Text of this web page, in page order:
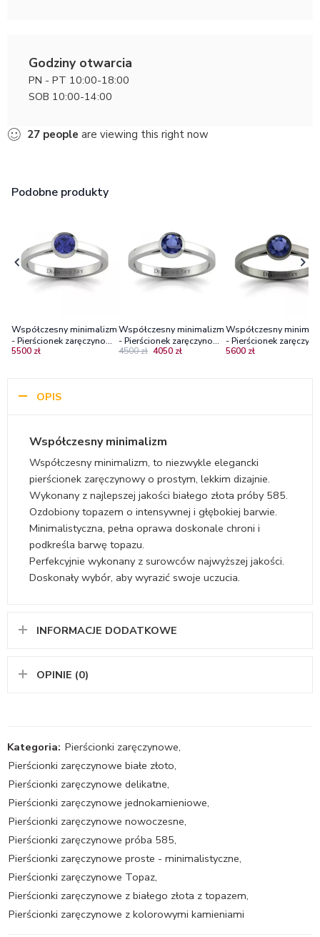
Godziny otwarcia
PN - PT 10:00-18:00
SOB 10:00-14:00
30 people are viewing this right now
Podobne produkty
Współczesny minimalizm
- Pierścionek zaręczynowy
z białego złota z
5500 zł
Współczesny minimalizm
- Pierścionek zaręczynowy
z białego złota z szafirem
4500 zł 4050 zł
Współczesny
- Pierścionek
z czarnego złota z
5600 zł
OPIS
Współczesny minimalizm
Współczesny minimalizm, to niezwykle elegancki
pierścionek zaręczynowy o prostym, lekkim dizajnie.
Wykonany z najlepszej jakości białego złota próby 585.
Ozdobiony topazem o intensywnej i głębokiej barwie.
Minimalistyczna, pełna oprawa doskonale chroni i
podkreśla barwę topazu.
Perfekcyjnie wykonany z surowców najwyższej jakości.
Doskonały wybór, aby wyrazić swoje uczucia.
INFORMACJE DODATKOWE
OPINIE (0)
Kategoria: Pierścionki zaręczynowe,
Pierścionki zaręczynowe białe złoto,
Pierścionki zaręczynowe delikatne,
Pierścionki zaręczynowe jednokamieniowe,
Pierścionki zaręczynowe nowoczesne,
Pierścionki zaręczynowe próba 585,
Pierścionki zaręczynowe proste - minimalistyczne,
Pierścionki zaręczynowe Topaz,
Pierścionki zaręczynowe z białego złota z topazem,
Pierścionki zaręczynowe z kolorowymi kamieniami